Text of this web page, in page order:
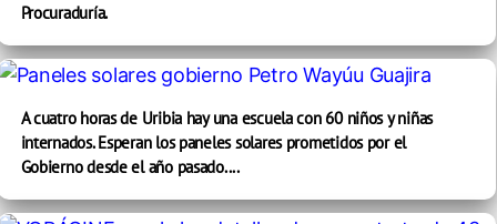
Procuraduría.
A cuatro horas de Uribia hay una escuela con 60 niños y niñas
internados. Esperan los paneles solares prometidos por el
Gobierno desde el año pasado....